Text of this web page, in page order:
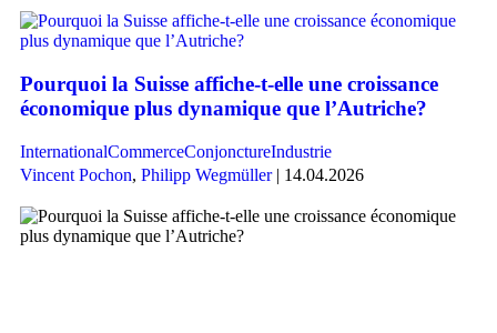
Pourquoi la Suisse affiche-t-elle une croissance
économique plus dynamique que l’Autriche?
InternationalCommerceConjonctureIndustrie
Vincent Pochon, Philipp Wegmüller| 14.04.2026